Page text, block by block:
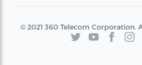
© 2021 360 Telecom Corporation.